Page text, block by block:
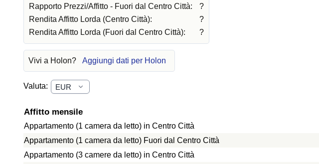
Rapporto Prezzi/Affitto - Fuori dal Centro Città:
?
Rendita Affitto Lorda (Centro Città):
?
Rendita Affitto Lorda (Fuori dal Centro Città):
?
Vivi a Holon? Aggiungi dati per Holon
Valuta:
Affitto mensile
Appartamento (1 camera da letto) in Centro Città
Appartamento (1 camera da letto) Fuori dal Centro Città
Appartamento (3 camere da letto) in Centro Città